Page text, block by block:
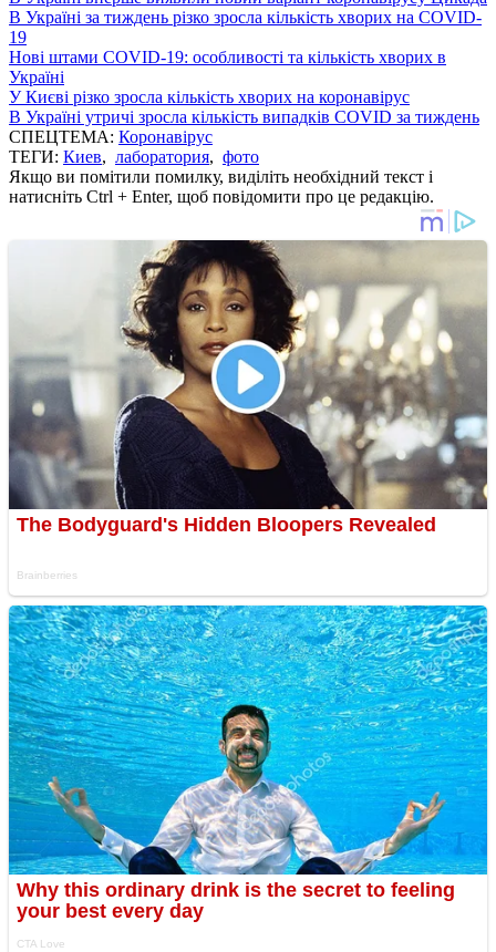
В Україні за тиждень різко зросла кількість хворих на COVID-
19
Нові штами COVID-19: особливості та кількість хворих в
Україні
У Києві різко зросла кількість хворих на коронавірус
В Україні утричі зросла кількість випадків COVID за тиждень
СПЕЦТЕМА: Коронавірус
ТЕГИ: Киев, лаборатория, фото
Якщо ви помітили помилку, виділіть необхідний текст і
натисніть Ctrl + Enter, щоб повідомити про це редакцію.